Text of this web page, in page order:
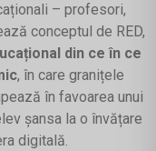
– profesori,
conceptul de RED,
din ce în ce
, în care granițele
în favoarea unui
șansa la o învățare
digitală.